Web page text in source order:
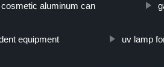
cosmetic aluminum can
equipment uv lamp